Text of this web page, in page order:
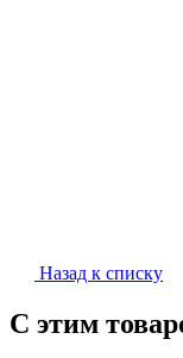
Назад к списку
С этим